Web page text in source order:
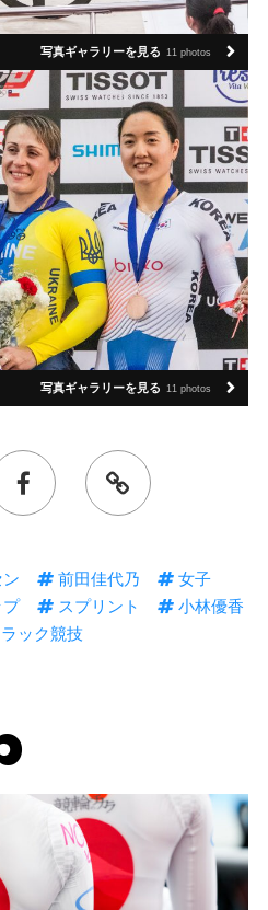
写真ギャラリーを見る 11 photos
写真ギャラリーを見る 11 photos
前田佳代乃
女子
プ
スプリント
小林優香
ック競技